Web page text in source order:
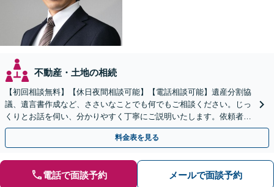
不動産・土地の相続
【初回相談無料】【休日夜間相談可能】【電話相談可能】遺産分割協
議、遺言書作成など、ささいなことでも何でもご相談ください。じっ
くりとお話を伺い、分かりやすく丁寧にご説明いたします。依頼者の
方の利益を最大化するために尽力いたします。
料金表を見る
電話で面談予約 メールで面談予約